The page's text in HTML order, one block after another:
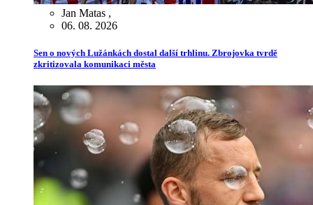
Jan Matas ,
06. 08. 2026
Sen o nových Lužánkách dostal další trhlinu. Zbrojovka tvrdě
zkritizovala komunikaci města